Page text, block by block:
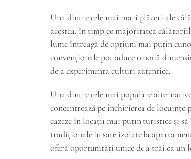
Una dintre cele mai mari plăceri ale
acestea, în timp ce majoritatea
lume întreagă de opțiuni mai puțin
convenționale pot aduce o nouă
de a experimenta culturi autentice.
Una dintre cele mai populare
concentrează pe închirierea de
cazeze în locații mai puțin turistice și
tradiționale în sate izolate la
oferă oportunități unice de a trăi ca un